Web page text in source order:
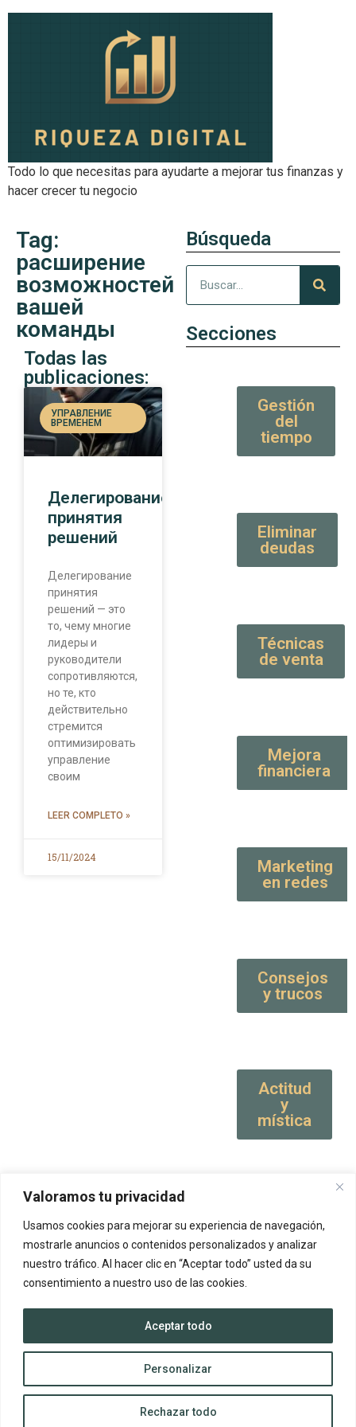
Valoramos tu privacidad
Usamos cookies para mejorar su experiencia de navegación,
mostrarle anuncios o contenidos personalizados y analizar
nuestro tráfico. Al hacer clic en “Aceptar todo” usted da su
consentimiento a nuestro uso de las cookies.
Personalizar
Rechazar todo
Aceptar todo
Todo lo que necesitas para ayudarte a mejorar tus finanzas y
hacer crecer tu negocio
Tag:
расширение
возможностей
вашей
команды
Todas las
publicaciones:
УПРАВЛЕНИЕ
ВРЕМЕНЕМ
Делегирование
принятия
решений
Делегирование
принятия
решений — это
то, чему многие
лидеры и
руководители
сопротивляются,
но те, кто
действительно
стремится
оптимизировать
управление
своим
LEER COMPLETO »
15/11/2024
Búsqueda
Secciones
Gestión
del
tiempo
Eliminar
deudas
Técnicas
de venta
Mejora
financiera
Marketing
en redes
Consejos
y trucos
Actitud
y
mística